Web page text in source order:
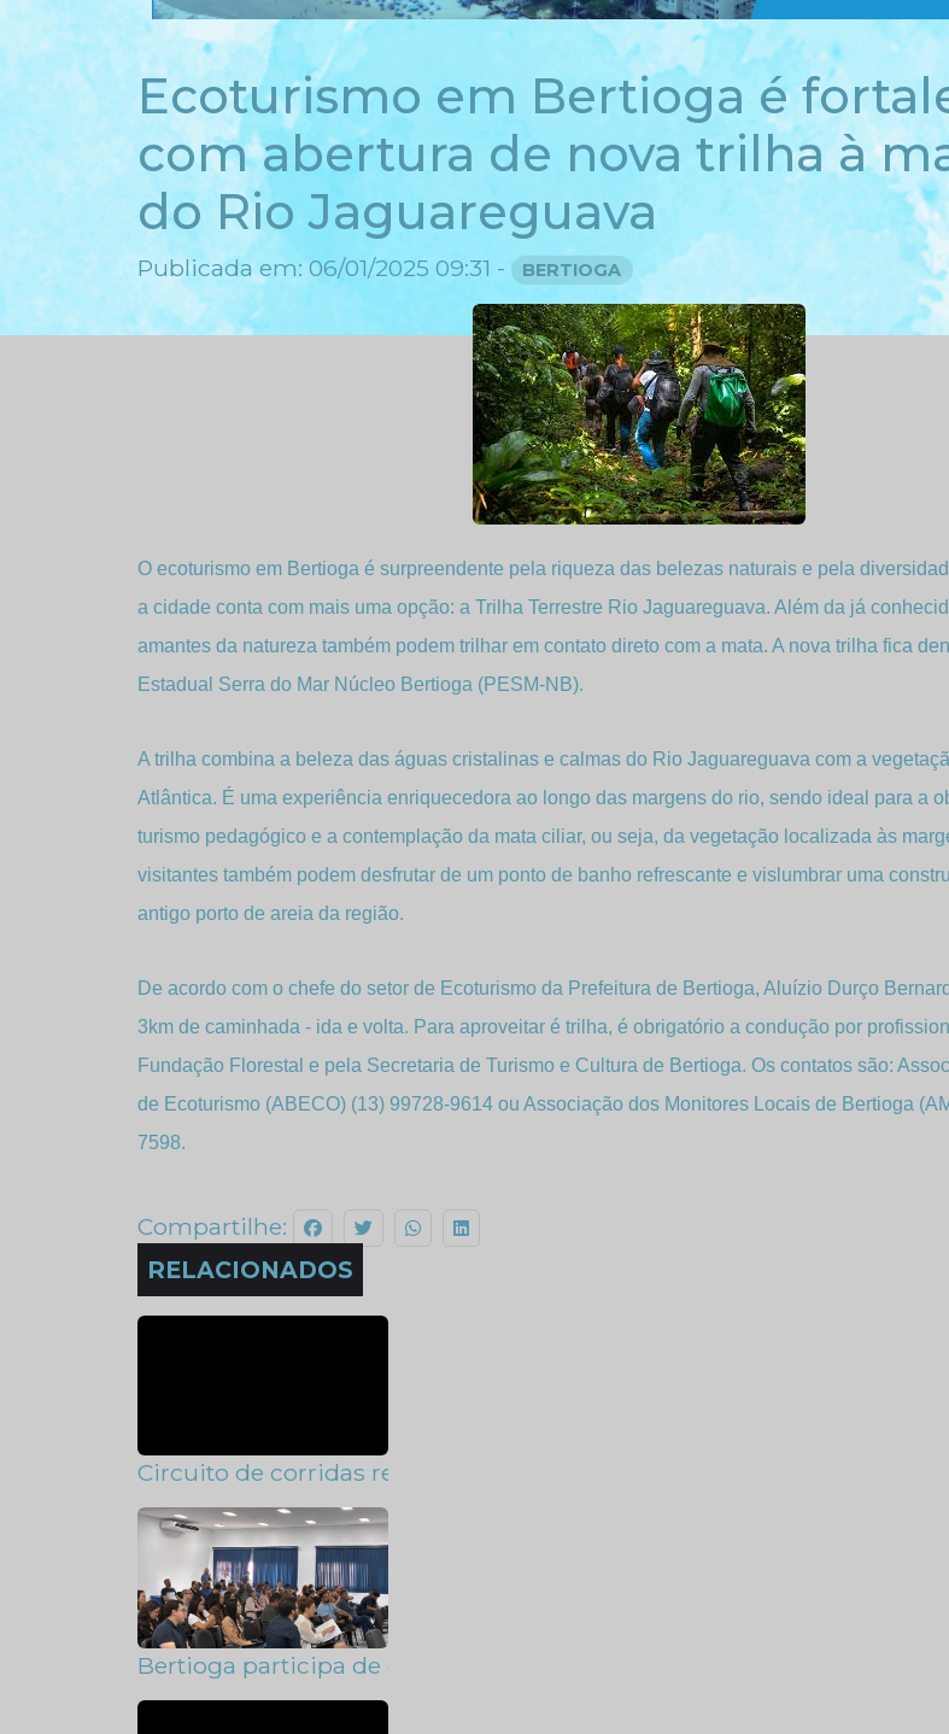
Ecoturismo em Bertioga é
com abertura de nova trilha à
do Rio Jaguareguava
Publicada em: 06/01/2025 09:31 - BERTIOGA
O ecoturismo em Bertioga é surpreendente pela riqueza das belezas naturais e pela
a cidade conta com mais uma opção: a Trilha Terrestre Rio Jaguareguava. Além da já
amantes da natureza também podem trilhar em contato direto com a mata. A nova trilha fica
Estadual Serra do Mar Núcleo Bertioga (PESM-NB).
A trilha combina a beleza das águas cristalinas e calmas do Rio Jaguareguava com a
Atlântica. É uma experiência enriquecedora ao longo das margens do rio, sendo ideal para a
turismo pedagógico e a contemplação da mata ciliar, ou seja, da vegetação localizada às
visitantes também podem desfrutar de um ponto de banho refrescante e vislumbrar uma
antigo porto de areia da região.
De acordo com o chefe do setor de Ecoturismo da Prefeitura de Bertioga, Aluízio Durço
3km de caminhada - ida e volta. Para aproveitar é trilha, é obrigatório a condução por
Fundação Florestal e pela Secretaria de Turismo e Cultura de Bertioga. Os contatos são:
de Ecoturismo (ABECO) (13) 99728-9614 ou Associação dos Monitores Locais de Bertioga
7598.
Compartilhe:
RELACIONADOS
Circuito de corridas reunirá mais de 300 atletas em Bertioga neste
Bertioga participa de encontro regional sobre habitação e gestão